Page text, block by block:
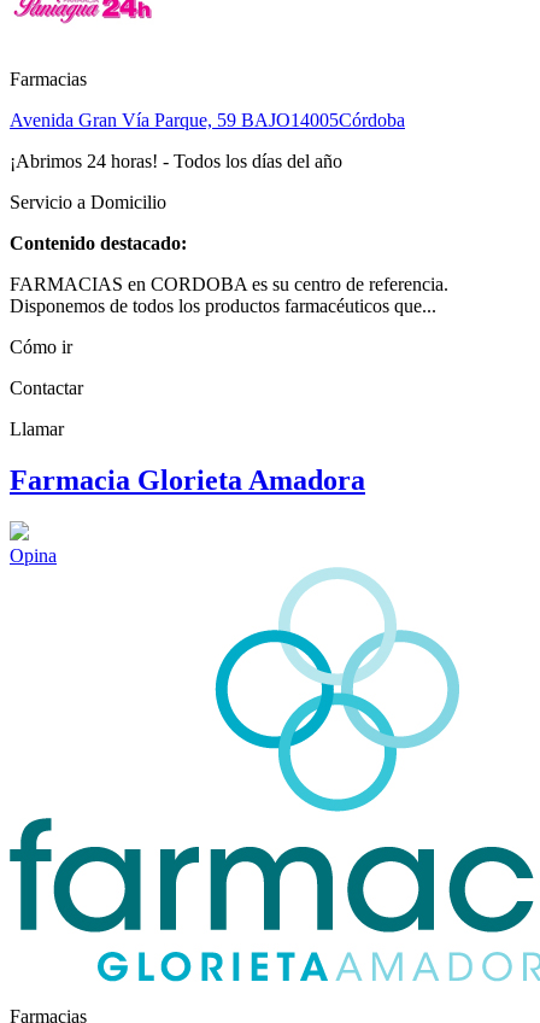
Farmacias
Avenida Gran Vía Parque, 59 BAJO14005Córdoba
¡Abrimos 24 horas! - Todos los días del año
Servicio a Domicilio
Contenido destacado:
FARMACIAS en CORDOBA es su centro de referencia.
Disponemos de todos los productos farmacéuticos que...
Cómo ir
Contactar
Llamar
Farmacia Glorieta Amadora
Opina
Farmacias